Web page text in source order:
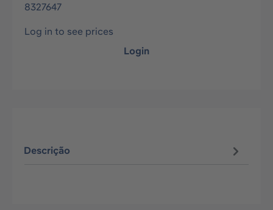
8327647
Log in to see prices
Login
Descrição